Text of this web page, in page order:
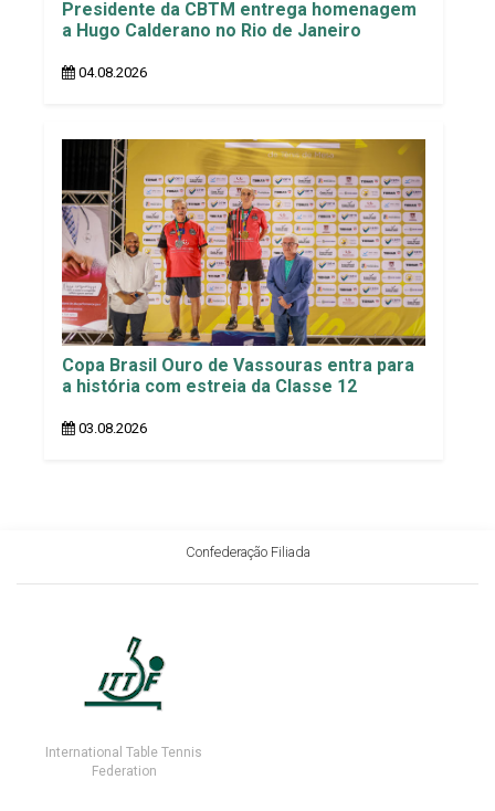
Presidente da CBTM entrega homenagem
a Hugo Calderano no Rio de Janeiro
04.08.2026
Copa Brasil Ouro de Vassouras entra para
a história com estreia da Classe 12
03.08.2026
Confederação Filiada
International Table Tennis
Federation